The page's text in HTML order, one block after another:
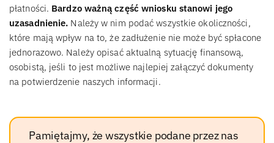
płatności. Bardzo ważną część wniosku stanowi jego
uzasadnienie. Należy w nim podać wszystkie okoliczności,
które mają wpływ na to, że zadłużenie nie może być spłacone
jednorazowo. Należy opisać aktualną sytuację finansową,
osobistą, jeśli to jest możliwe najlepiej załączyć dokumenty
na potwierdzenie naszych informacji.
Pamiętajmy, że wszystkie podane przez nas